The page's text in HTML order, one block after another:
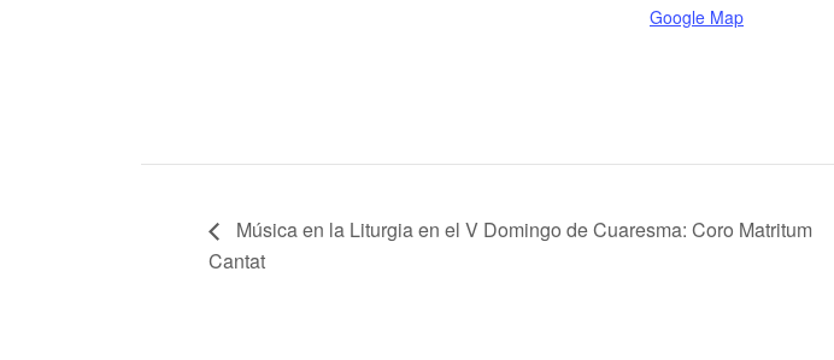
Google Map
Música en la Liturgia en el V Domingo de Cuaresma: Coro Matritum
Cantat